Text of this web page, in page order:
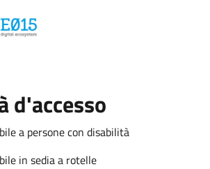
d'accesso
a persone con disabilità
in sedia a rotelle